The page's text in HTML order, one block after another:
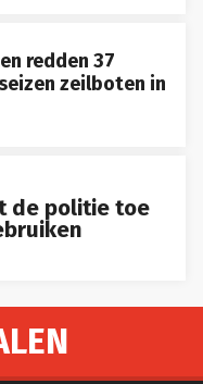
redden 37
zeilboten in
de politie toe